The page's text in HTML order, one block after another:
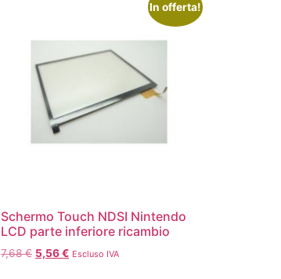
In offerta!
Schermo Touch NDSI Nintendo
LCD parte inferiore ricambio
7,68€ 5,56€ Escluso IVA